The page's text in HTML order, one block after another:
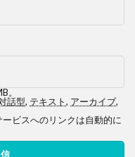
。
話型, テキスト, アーカイブ,
ビスへのリンクは自動的に